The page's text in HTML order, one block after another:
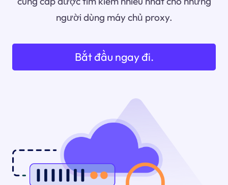
người dùng máy chủ proxy.
Bắt đầu ngay đi.